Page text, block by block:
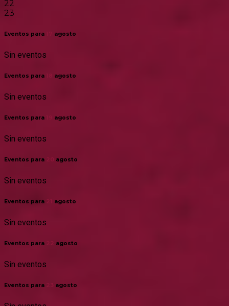
22
23
Eventos para agosto
Sin eventos
Eventos para agosto
Sin eventos
Eventos para agosto
Sin eventos
Eventos para 20 agosto
Sin eventos
Eventos para 21 agosto
Sin eventos
Eventos para 22 agosto
Sin eventos
Eventos para 23 agosto